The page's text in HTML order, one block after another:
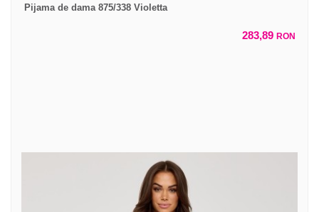
Pijama de dama 875/338 Violetta
283,89 RON